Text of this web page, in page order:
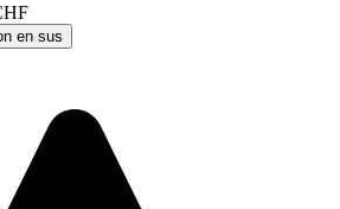
en sus